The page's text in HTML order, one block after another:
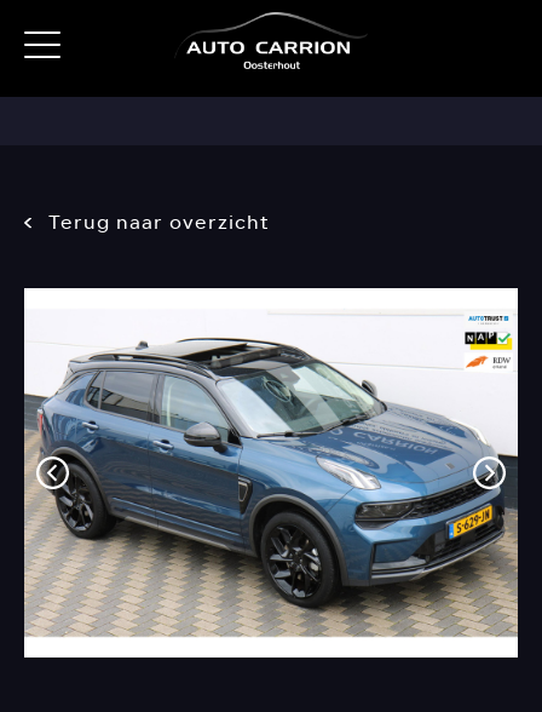
Terug naar overzicht